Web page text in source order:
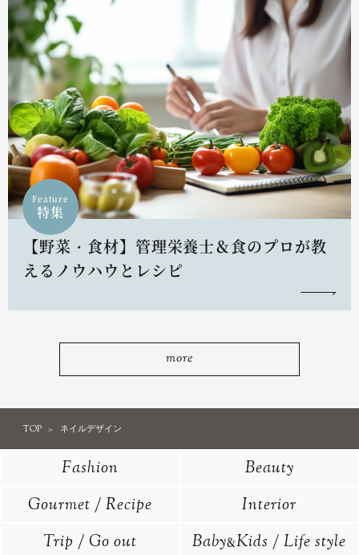
Feature
特集
【野菜・食材】管理栄養士＆食のプロが教
えるノウハウとレシピ
more
TOP ネイルデザイン
Fashion
Beauty
Gourmet / Recipe
Interior
Trip / Go out
Baby&Kids / Life style